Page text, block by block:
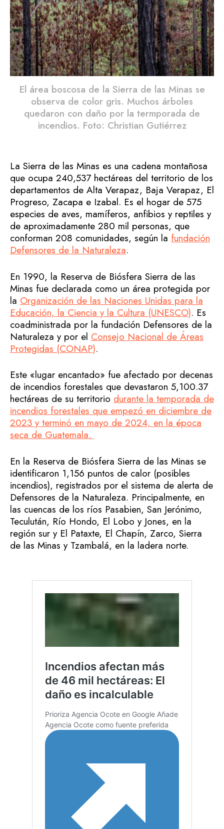
El área boscosa de la Sierra de las Minas se
observa de color gris. Muchos árboles
quedaron con daño por la termporada de
incendios. Foto: Christian Gutiérrez
La Sierra de las Minas es una cadena montañosa
que ocupa 240,537 hectáreas del territorio de los
departamentos de Alta Verapaz, Baja Verapaz, El
Progreso, Zacapa e Izabal. Es el hogar de 575
especies de aves, mamíferos, anfibios y reptiles y
de aproximadamente 280 mil personas, que
conforman 208 comunidades, según la fundación
Defensores de la Naturaleza.
En 1990, la Reserva de Biósfera Sierra de las
Minas fue declarada como un área protegida por
la Organización de las Naciones Unidas para la
Educación, la Ciencia y la Cultura (UNESCO). Es
coadministrada por la fundación Defensores de la
Naturaleza y por el Consejo Nacional de Áreas
Protegidas (CONAP).
Este «lugar encantado» fue afectado por decenas
de incendios forestales que devastaron 5,100.37
hectáreas de su territorio durante la temporada de
incendios forestales que empezó en diciembre de
2023 y terminó en mayo de 2024, en la época
seca de Guatemala.
En la Reserva de Biósfera Sierra de las Minas se
identificaron 1,156 puntos de calor (posibles
incendios), registrados por el sistema de alerta de
Defensores de la Naturaleza. Principalmente, en
las cuencas de los ríos Pasabien, San Jerónimo,
Teculután, Río Hondo, El Lobo y Jones, en la
región sur y El Pataxte, El Chapín, Zarco, Sierra
de las Minas y Tzambalá, en la ladera norte.